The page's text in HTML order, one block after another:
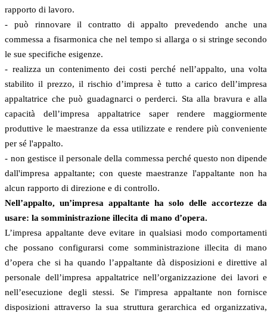
rapporto di lavoro.
- può rinnovare il contratto di appalto prevedendo anche una
commessa a fisarmonica che nel tempo si allarga o si stringe secondo
le sue specifiche esigenze.
- realizza un contenimento dei costi perché nell’appalto, una volta
stabilito il prezzo, il rischio d’impresa è tutto a carico dell’impresa
appaltatrice che può guadagnarci o perderci. Sta alla bravura e alla
capacità dell’impresa appaltatrice saper rendere maggiormente
produttive le maestranze da essa utilizzate e rendere più conveniente
per sé l'appalto.
- non gestisce il personale della commessa perché questo non dipende
dall'impresa appaltante; con queste maestranze l'appaltante non ha
alcun rapporto di direzione e di controllo.
Nell’appalto, un’impresa appaltante ha solo delle accortezze da
usare: la somministrazione illecita di mano d’opera.
L’impresa appaltante deve evitare in qualsiasi modo comportamenti
che possano configurarsi come somministrazione illecita di mano
d’opera che si ha quando l’appaltante dà disposizioni e direttive al
personale dell’impresa appaltatrice nell’organizzazione dei lavori e
nell’esecuzione degli stessi. Se l'impresa appaltante non fornisce
disposizioni attraverso la sua struttura gerarchica ed organizzativa,